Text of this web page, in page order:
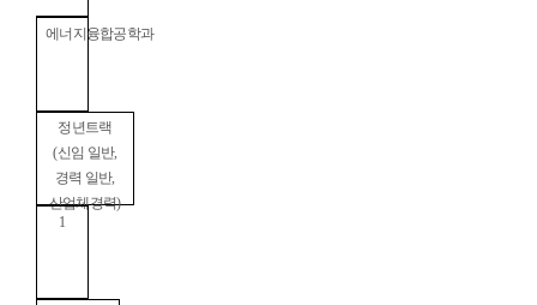
에너지융합공학과
정년트랙
(신임 일반,
경력 일반,
산업체경력)
1